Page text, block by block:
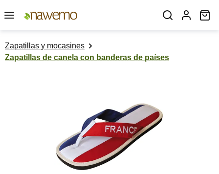
Saltar al contenido principal
Zapatillas y mocasines
Zapatillas de canela con banderas de países